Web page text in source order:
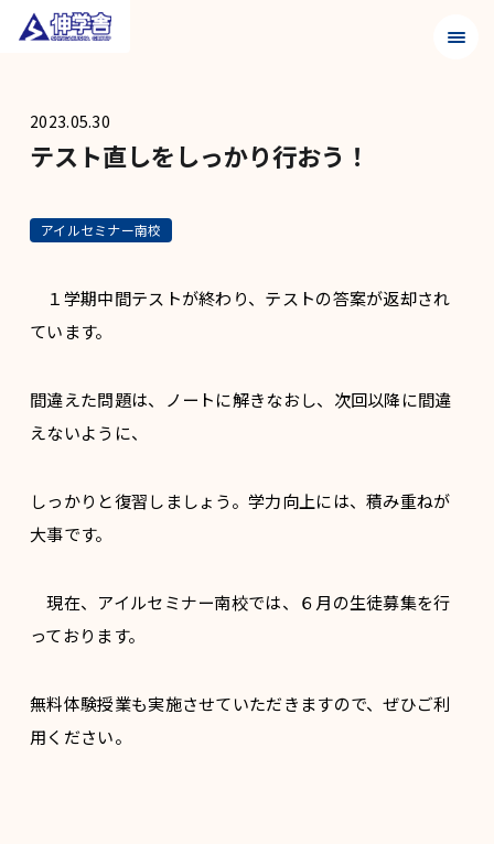
メニ
2023.05.30
テスト直しをしっかり行おう！
アイルセミナー南校
１学期中間テストが終わり、テストの答案が返却され
ています。
間違えた問題は、ノートに解きなおし、次回以降に間違
えないように、
しっかりと復習しましょう。学力向上には、積み重ねが
大事です。
現在、アイルセミナー南校では、６月の生徒募集を行
っております。
無料体験授業も実施させていただきますので、ぜひご利
用ください。